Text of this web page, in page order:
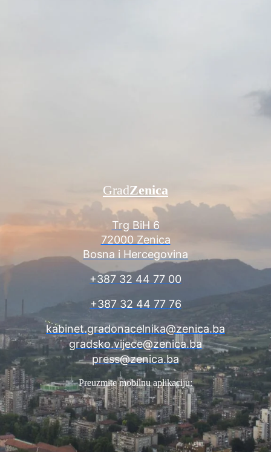
Trg BiH 6
72000 Zenica
Bosna i Hercegovina
+387 32 44 77 00
+387 32 44 77 76
kabinet.gradonacelnika@zenica.ba
gradsko.vijece@zenica.ba
press@zenica.ba
GradZenica
Preuzmite mobilnu aplikaciju: